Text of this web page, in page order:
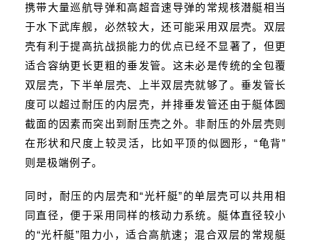
携带大量巡航导弹和高超音速导弹的常规核潜艇相当
于水下武库舰，必然较大，还可能采用双层壳。双层
壳有利于提高抗战损能力的优点已经不显著了，但更
适合容纳更长更粗的垂发管。这未必是传统的全包覆
双层壳，下半单层壳、上半双层壳就够了。垂发管长
度可以超过耐压的内层壳，并排垂发管还由于艇体圆
截面的因素而突出到耐压壳之外。非耐压的外层壳则
在形状和尺度上较灵活，比如平顶的似圆形，“龟背”
则是极端例子。
同时，耐压的内层壳和“光杆艇”的单层壳可以共用相
同直径，便于采用同样的核动力系统。艇体直径较小
的“光杆艇”阻力小，适合高航速；混合双层的常规艇